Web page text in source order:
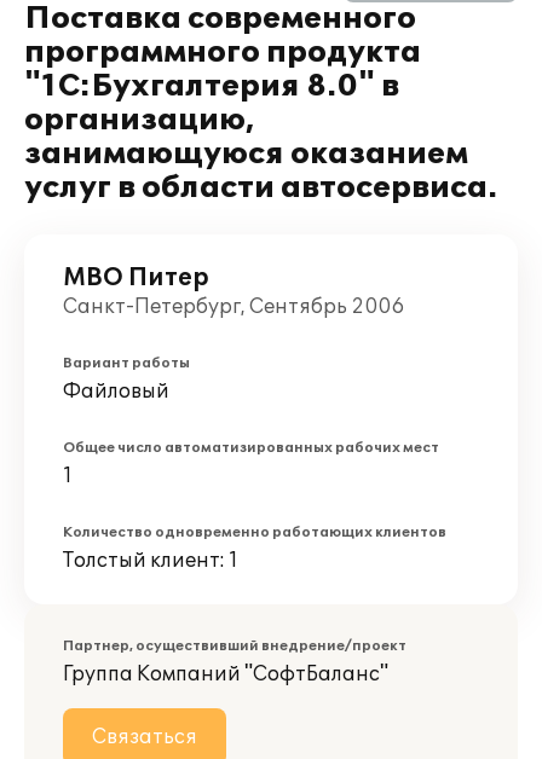
Поставка современного
программного продукта
"1С:Бухгалтерия 8.0" в
организацию,
занимающуюся оказанием
услуг в области автосервиса.
МВО Питер
Санкт-Петербург, Сентябрь 2006
Вариант работы
Файловый
Общее число автоматизированных рабочих мест
1
Количество одновременно работающих клиентов
Толстый клиент: 1
Партнер, осуществивший внедрение/проект
Группа Компаний "СофтБаланс"
Связаться